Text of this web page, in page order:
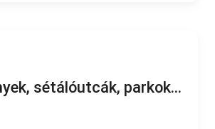
sétálóutcák, parkok...